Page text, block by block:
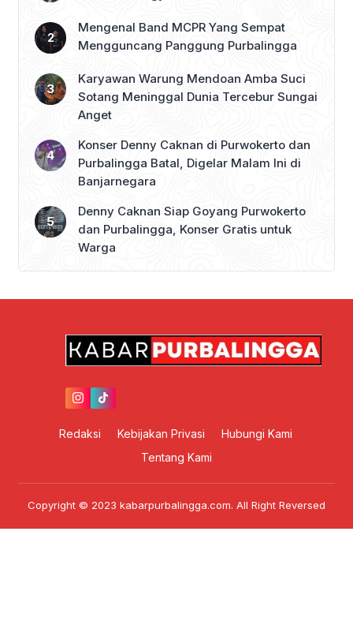
Mengenal Band MCPR Yang Sempat
Mengguncang Panggung Purbalingga
Karyawan Warung Mendoan Amba Suci
Sotang Meninggal Dunia Tercebur Sungai
Anget
Konser Denny Caknan di Purwokerto dan
Purbalingga Batal, Digelar Malam Ini di
Banjarnegara
Denny Caknan Siap Goyang Purwokerto
dan Purbalingga, Konser Gratis untuk
Warga
Redaksi Kebijakan Privasi
Hubungi Kami
Tentang Kami
Copyright © 2023 kabarpurbalingga.com. All Right Reversed